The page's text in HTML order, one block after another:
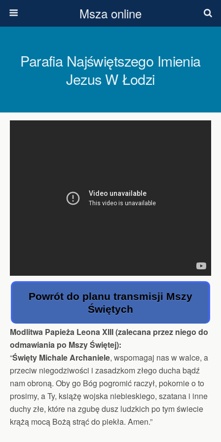
Msza online
Parafia Najświętszego Imienia
Jezus W Łodzi
Powrót do planu transmisji Mszy
Świętych
Modlitwa Papieża Leona XIII (zalecana przez niego do
odmawiania po Mszy Świętej):
“Święty Michale Archaniele, wspomagaj nas w walce, a
przeciw niegodziwości i zasadzkom złego ducha bądź
nam obroną. Oby go Bóg pogromić raczył, pokornie o to
prosimy, a Ty, książę wojska niebieskiego, szatana i inne
duchy złe, które na zgubę dusz ludzkich po tym świecie
krążą mocą Bożą strąć do piekła. Amen.”